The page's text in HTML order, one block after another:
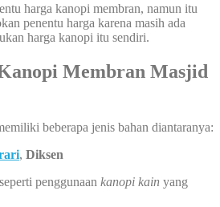
harga kanopi membran, namun itu
penentu harga karena masih ada
harga kanopi itu sendiri.
Membran Masjid
beberapa jenis bahan diantaranya:
, Diksen
penggunaan kanopi kain yang